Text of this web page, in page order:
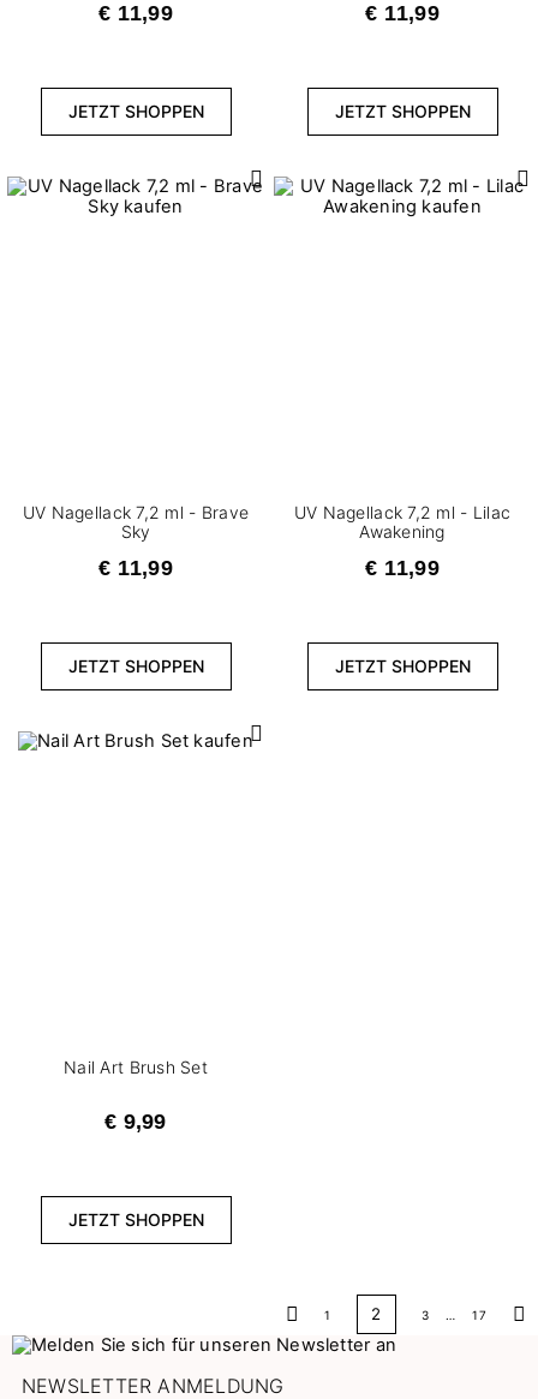
€ 11,99
JETZT SHOPPEN
€ 11,99
JETZT SHOPPEN
UV Nagellack 7,2 ml - Brave
Sky
€ 11,99
JETZT SHOPPEN
UV Nagellack 7,2 ml - Lilac
Awakening
€ 11,99
JETZT SHOPPEN
Nail Art Brush Set
€ 9,99
JETZT SHOPPEN
Zurück1 2 3 … 17
NEWSLETTER ANMELDUNG